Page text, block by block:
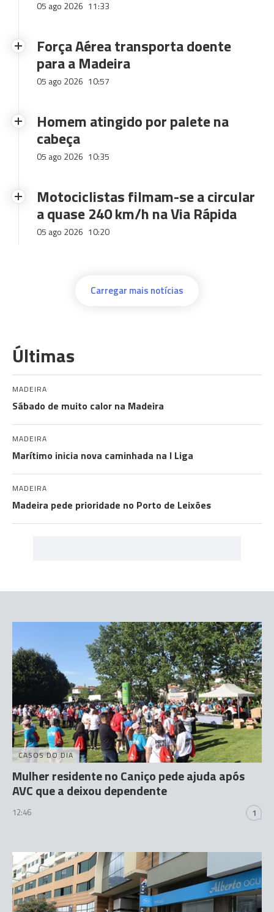
05 ago 2026 11:33
Força Aérea transporta doente
para a Madeira
05 ago 2026 10:57
Homem atingido por palete na
cabeça
05 ago 2026 10:35
Motociclistas filmam-se a circular
a quase 240 km/h na Via Rápida
05 ago 2026 10:20
Carregar mais notícias
Últimas
MADEIRA
Sábado de muito calor na Madeira
MADEIRA
Marítimo inicia nova caminhada na I Liga
MADEIRA
Madeira pede prioridade no Porto de Leixões
CASOS DO DIA
Mulher residente no Caniço pede ajuda após
AVC que a deixou dependente
12:46 1